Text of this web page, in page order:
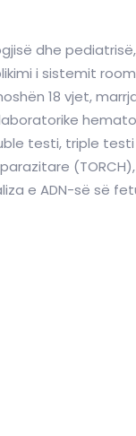
dhe
i sistemit
18 vjet,
testi, triple
e ADN-së së